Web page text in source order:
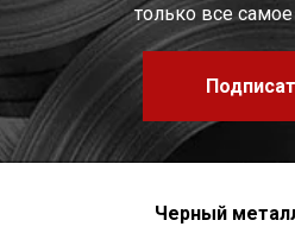
только все
Черный